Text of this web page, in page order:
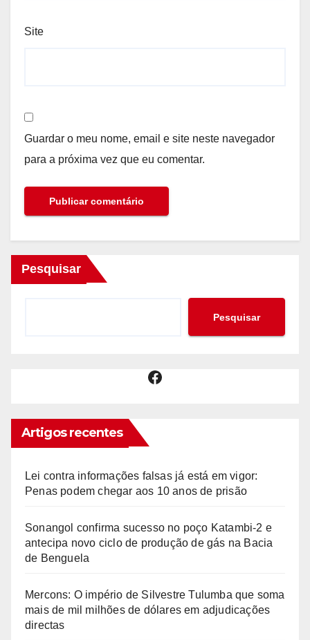
Site
Guardar o meu nome, email e site neste navegador
para a próxima vez que eu comentar.
Pesquisar
Pesquisar
Facebook
Artigos recentes
Lei contra informações falsas já está em vigor:
Penas podem chegar aos 10 anos de prisão
Sonangol confirma sucesso no poço Katambi-2 e
antecipa novo ciclo de produção de gás na Bacia
de Benguela
Mercons: O império de Silvestre Tulumba que soma
mais de mil milhões de dólares em adjudicações
directas